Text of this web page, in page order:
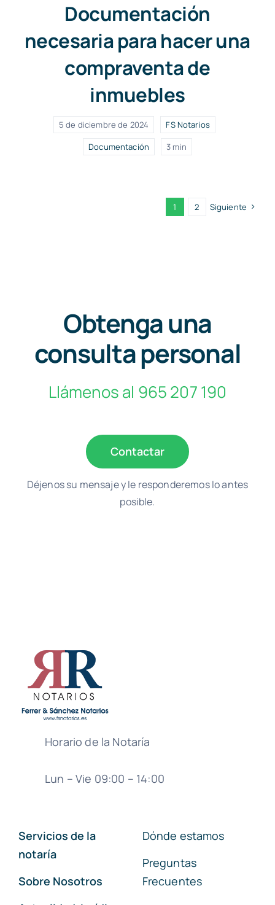
Documentación
necesaria para hacer una
compraventa de
inmuebles
5 de diciembre de 2024
FS Notarios
Documentación
3 min
1 2 Siguiente
Obtenga una
consulta personal
Llámenos al 965 207 190
Contactar
Déjenos su mensaje y le responderemos lo antes
posible.
Horario de la Notaría
Lun – Vie 09:00 – 14:00
Servicios de la
notaría
Sobre Nosotros
Dónde estamos
Preguntas
Frecuentes